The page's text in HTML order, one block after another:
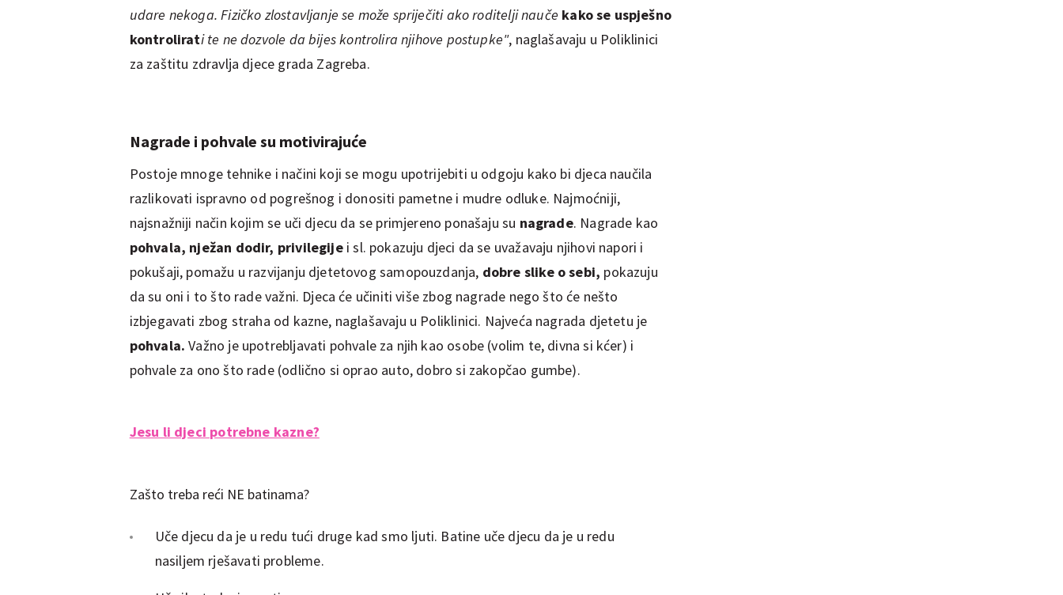
udare nekoga. Fizičko zlostavljanje se može spriječiti ako roditelji nauče kako se uspješno
kontrolirati te ne dozvole da bijes kontrolira njihove postupke", naglašavaju u Poliklinici
za zaštitu zdravlja djece grada Zagreba.
Nagrade i pohvale su motivirajuće
Postoje mnoge tehnike i načini koji se mogu upotrijebiti u odgoju kako bi djeca naučila
razlikovati ispravno od pogrešnog i donositi pametne i mudre odluke. Najmoćniji,
najsnažniji način kojim se uči djecu da se primjereno ponašaju su nagrade. Nagrade kao
pohvala, nježan dodir, privilegijei sl. pokazuju djeci da se uvažavaju njihovi napori i
pokušaji, pomažu u razvijanju djetetovog samopouzdanja, dobre slike o sebi, pokazuju
da su oni i to što rade važni. Djeca će učiniti više zbog nagrade nego što će nešto
izbjegavati zbog straha od kazne, naglašavaju u Poliklinici. Najveća nagrada djetetu je
pohvala. Važno je upotrebljavati pohvale za njih kao osobe (volim te, divna si kćer) i
pohvale za ono što rade (odlično si oprao auto, dobro si zakopčao gumbe).
Jesu li djeci potrebne kazne?
Zašto treba reći NE batinama?
Uče djecu da je u redu tući druge kad smo ljuti. Batine uče djecu da je u redu
nasiljem rješavati probleme.